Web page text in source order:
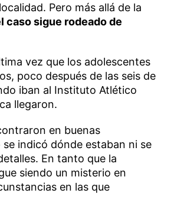
Pero más allá de la
caso sigue rodeado de
vez que los adolescentes
poco después de las seis de
iban al Instituto Atlético
llegaron.
en buenas
indicó dónde estaban ni se
En tanto que la
siendo un misterio en
en las que